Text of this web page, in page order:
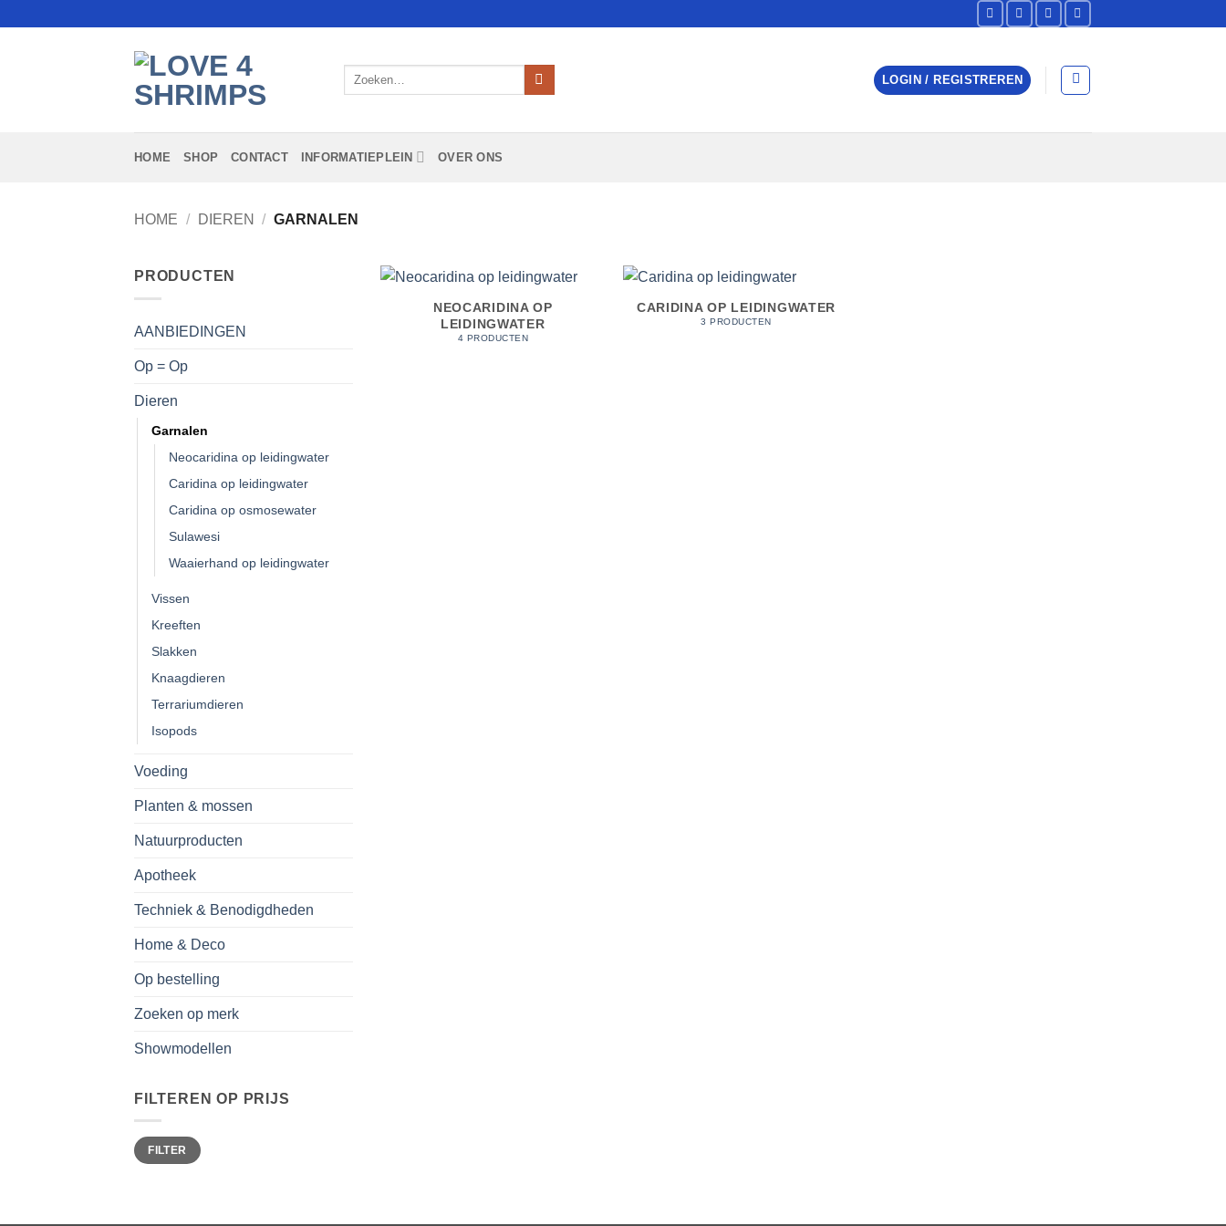
Zoeken
LOGIN / REGISTREREN
HOME SHOP CONTACT INFORMATIEPLEIN OVER ONS
HOME / DIEREN / GARNALEN
PRODUCTEN
AANBIEDINGEN
Op = Op
Dieren
Garnalen
Neocaridina op leidingwater
Caridina op leidingwater
Caridina op osmosewater
Sulawesi
Waaierhand op leidingwater
Vissen
Kreeften
Slakken
Knaagdieren
Terrariumdieren
Isopods
Voeding
Planten & mossen
Natuurproducten
Apotheek
Techniek & Benodigdheden
Home & Deco
Op bestelling
Zoeken op merk
Showmodellen
FILTEREN OP PRIJS
Min.
prijs
Max.
prijsFILTER
NEOCARIDINA OP
LEIDINGWATER
4 PRODUCTEN
CARIDINA OP LEIDINGWATER
3 PRODUCTEN